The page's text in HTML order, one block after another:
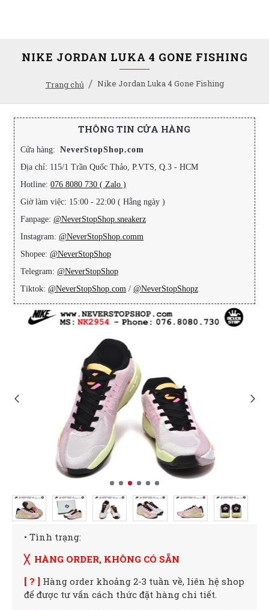
Trang chủ Nike Jordan Luka 4 Gone Fishing
NIKE JORDAN LUKA 4 GONE FISHING
THÔNG TIN CỬA HÀNG
Cửa hàng: NeverStopShop.com
Địa chỉ: 115/1 Trần Quốc Thảo, P.VTS, Q.3 - HCM
Hotline: 076 8080 730 ( Zalo )
Giờ làm việc: 15:00 - 22:00 ( Hằng ngày )
Fanpage: @NeverStopShop.sneakerz
Instagram: @NeverStopShop.comm
Shopee: @NeverStopShop
Telegram: @NeverStopShop
Tiktok: @NeverStopShop.com / @NeverStopShopz
• Tình trạng:
╳ HÀNG ORDER, KHÔNG CÓ SẴN
[ ? ] Hàng order khoảng 2-3 tuần về, liên hệ shop
để được tư vấn cách thức đặt hàng chi tiết.